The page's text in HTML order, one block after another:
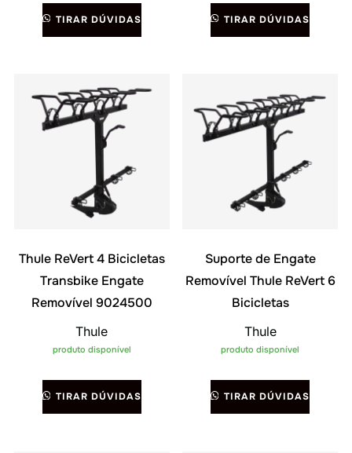
TIRAR DÚVIDAS TIRAR DÚVIDAS
Thule ReVert 4 Bicicletas
Transbike Engate
Removível 9024500
Thule
produto disponível
TIRAR DÚVIDAS
Suporte de Engate
Removível Thule ReVert 6
Bicicletas
Thule
produto disponível
TIRAR DÚVIDAS